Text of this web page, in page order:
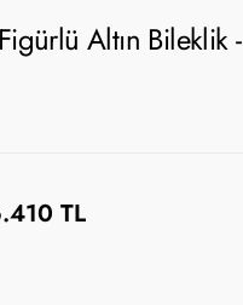
Altın Bileklik -
TL